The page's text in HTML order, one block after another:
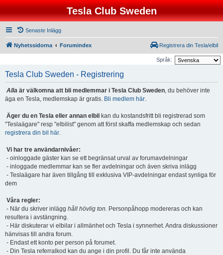
Tesla Club Sweden
Senaste Inlägg
Nyhetssidorna Forumindex Registrera din Tesla/elbil
Språk:
Tesla Club Sweden - Registrering
Alla är välkomna att bli medlemmar i Tesla Club Sweden, du behöver inte
äga en Tesla, medlemskap är gratis. Bli medlem här.
Äger du en Tesla eller annan elbil kan du kostandsfritt bli registrerad som
"Teslaägare" resp "elbilist" genom att först skaffa medlemskap och sedan
registrera din bil här.
Vi har tre användarnivåer:
- oinloggade gäster kan se ett begränsat urval av forumavdelningar
- inloggade medlemmar kan se fler avdelningar och även skriva inlägg
- Teslaägare har även tillgång till exklusiva VIP-avdelningar endast synliga för
dem
Våra regler:
- När du skriver inlägg håll hövlig ton. Personpåhopp modereras och kan
resultera i avstängning.
- Här diskuterar vi elbilar i allmänhet och Tesla i synnerhet. Andra diskussioner
hänvisas till andra forum.
- Endast ett konto per person på forumet.
- Din Tesla referralkod kan du ange i din profil. Du får inte använda